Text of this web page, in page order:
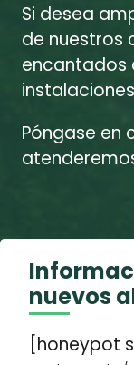
Si desea
de nuestros
encantados
Póngase en
nuevos
[honeypot